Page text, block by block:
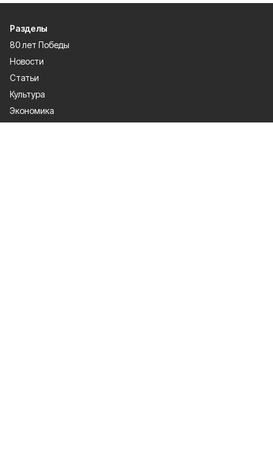
Разделы
80 лет Победы
Новости
Статьи
Культура
Экономика